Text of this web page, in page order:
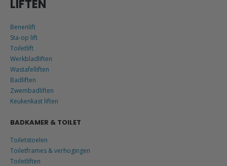
LIFTEN
Benenlift
Sta-op lift
Toiletlift
Werkbladliften
Wastafelliften
Badliften
Zwembadliften
Keukenkast liften
BADKAMER & TOILET
Toiletstoelen
Toiletframes & verhogingen
Toiletliften